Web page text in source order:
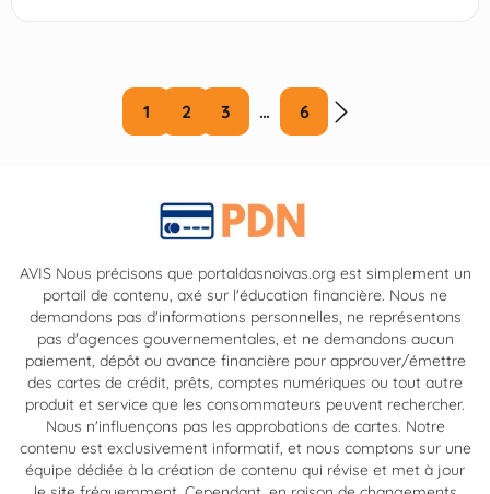
1 2 3 … 6
AVIS Nous précisons que portaldasnoivas.org est simplement un
portail de contenu, axé sur l'éducation financière. Nous ne
demandons pas d'informations personnelles, ne représentons
pas d'agences gouvernementales, et ne demandons aucun
paiement, dépôt ou avance financière pour approuver/émettre
des cartes de crédit, prêts, comptes numériques ou tout autre
produit et service que les consommateurs peuvent rechercher.
Nous n'influençons pas les approbations de cartes. Notre
contenu est exclusivement informatif, et nous comptons sur une
équipe dédiée à la création de contenu qui révise et met à jour